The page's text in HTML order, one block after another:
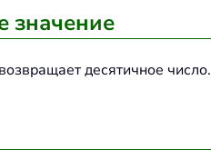
значение
возвращает десятичное число.